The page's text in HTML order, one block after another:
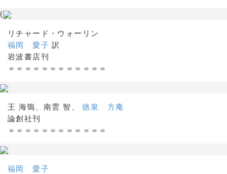
(
リチャード・ウォーリン
福岡 愛子 訳
岩波書店刊
＝＝＝＝＝＝＝＝＝＝＝＝
王 海鴒、南雲 智、徳泉 方庵
論創社刊
＝＝＝＝＝＝＝＝＝＝＝＝
福岡 愛子